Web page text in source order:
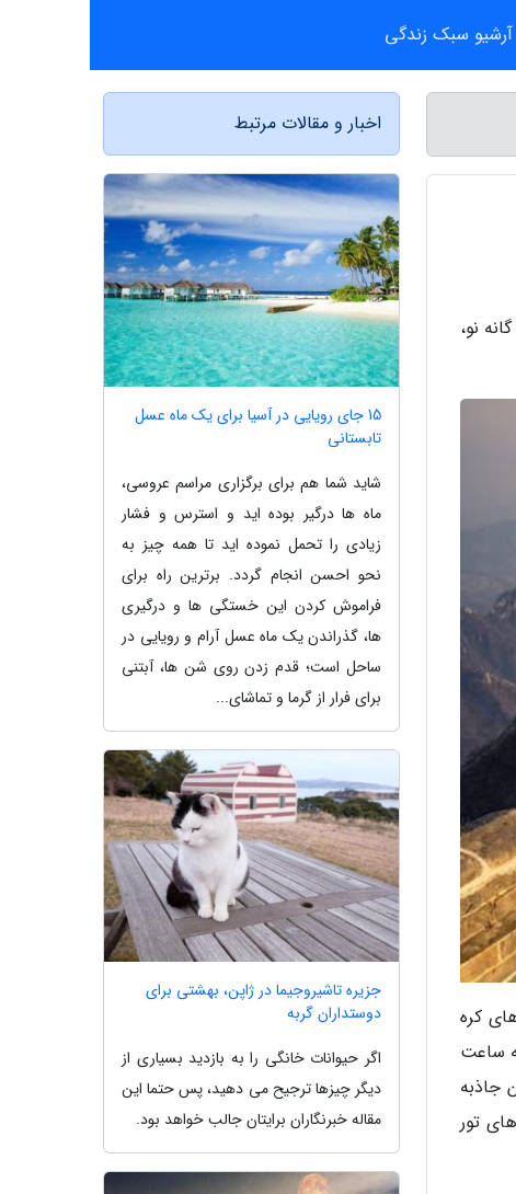
نو،
کره
ساعت
جاذبه
تور
اخبار و مقالات مرتبط
15 جای رویایی در آسیا برای یک ماه عسل
تابستانی
شاید شما هم برای برگزاری مراسم عروسی،
ماه ها درگیر بوده اید و استرس و فشار
زیادی را تحمل نموده اید تا همه چیز به
نحو احسن انجام گردد. برترین راه برای
فراموش کردن این خستگی ها و درگیری
ها، گذراندن یک ماه عسل آرام و رویایی در
ساحل است؛ قدم زدن روی شن ها، آبتنی
برای فرار از گرما و تماشای...
جزیره تاشیروجیما در ژاپن، بهشتی برای
دوستداران گربه
اگر حیوانات خانگی را به بازدید بسیاری از
دیگر چیزها ترجیح می دهید، پس حتما این
مقاله خبرنگاران برایتان جالب خواهد بود.
آرشیو سبک زندگی